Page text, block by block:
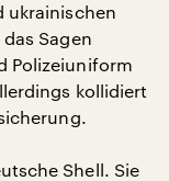
ukrainischen
Sagen
Polizeiuniform
kollidiert
Shell. Sie